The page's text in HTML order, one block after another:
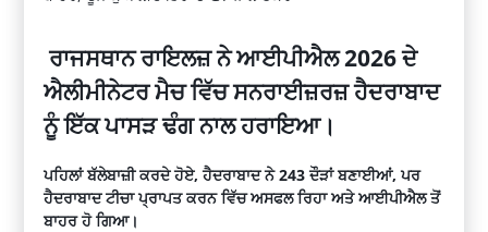
ਰਾਜਸਥਾਨ ਰਾਇਲਜ਼ ਨੇ ਆਈਪੀਐਲ 2026 ਦੇ
ਐਲੀਮੀਨੇਟਰ ਮੈਚ ਵਿੱਚ ਸਨਰਾਈਜ਼ਰਜ਼ ਹੈਦਰਾਬਾਦ
ਨੂੰ ਇੱਕ ਪਾਸੜ ਢੰਗ ਨਾਲ ਹਰਾਇਆ।
ਪਹਿਲਾਂ ਬੱਲੇਬਾਜ਼ੀ ਕਰਦੇ ਹੋਏ, ਹੈਦਰਾਬਾਦ ਨੇ 243 ਦੌੜਾਂ ਬਣਾਈਆਂ, ਪਰ
ਹੈਦਰਾਬਾਦ ਟੀਚਾ ਪ੍ਰਾਪਤ ਕਰਨ ਵਿੱਚ ਅਸਫਲ ਰਿਹਾ ਅਤੇ ਆਈਪੀਐਲ ਤੋਂ
ਬਾਹਰ ਹੋ ਗਿਆ।